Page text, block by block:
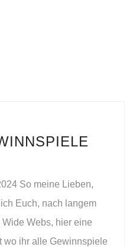
So meine Lieben,
Euch, nach langem
Webs, hier eine
wo ihr alle Gewinnspiele